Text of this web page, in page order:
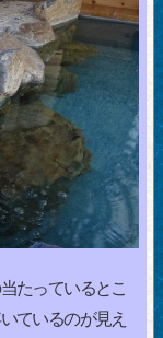
たっているとこ
ているのが見え